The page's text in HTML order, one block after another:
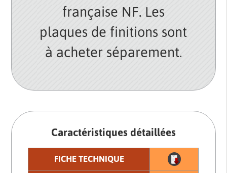
française NF. Les
plaques de finitions sont
à acheter séparement.
Caractéristiques détaillées
FICHE TECHNIQUE